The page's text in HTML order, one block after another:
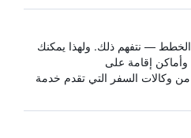
الخطط — نتفهم ذلك. ولهذا يمكنك
إقامة على
HotelsCombined من وكالات السفر التي تقدم خدمة